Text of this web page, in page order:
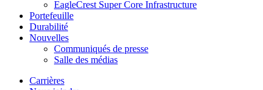
EagleCrest Super Core Infrastructure
Portefeuille
Durabilité
Nouvelles
Communiqués de presse
Salle des médias
Carrières